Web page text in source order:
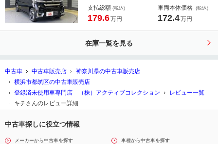
ドドア クリアランスソナー オート
クルーズコントロール レーンアシス
キー アイドリングストップ
支払総額 (税込)
179.6万円
車両本体価格 (税込)
172.4万円
在庫一覧を見る
中古車 中古車販売店
神奈川県の中古車販売店
横浜市都筑区の中古車販売店
登録済未使用車専門店 （株）アクティブコレクション
レビュー一覧
キチさんのレビュー詳細
中古車探しに役立つ情報
メーカーから中古車を探す 車種から中古車を探す